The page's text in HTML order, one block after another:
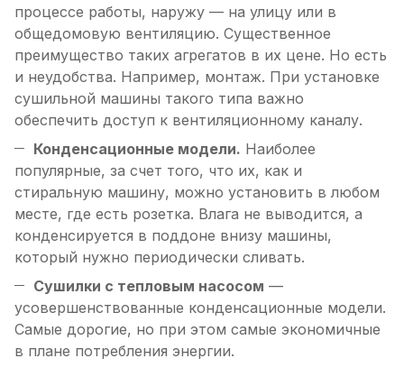
процессе работы, наружу — на улицу или в
общедомовую вентиляцию. Существенное
преимущество таких агрегатов в их цене. Но есть
и неудобства. Например, монтаж. При установке
сушильной машины такого типа важно
обеспечить доступ к вентиляционному каналу.
Конденсационные модели. Наиболее
популярные, за счет того, что их, как и
стиральную машину, можно установить в любом
месте, где есть розетка. Влага не выводится, а
конденсируется в поддоне внизу машины,
который нужно периодически сливать.
Сушилки с тепловым насосом —
усовершенствованные конденсационные модели.
Самые дорогие, но при этом самые экономичные
в плане потребления энергии.